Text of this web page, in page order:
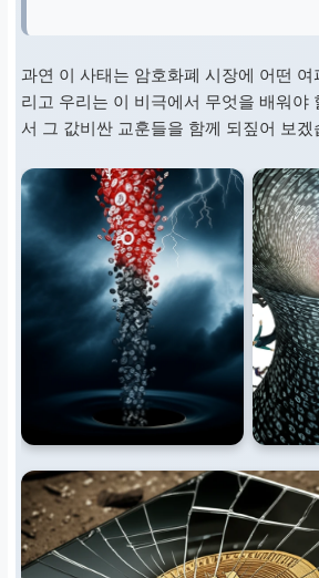
과연 이 사태는 암호화폐 시장에 어떤
리고 우리는 이 비극에서 무엇을 배워야
서 그 값비싼 교훈들을 함께 되짚어 보겠